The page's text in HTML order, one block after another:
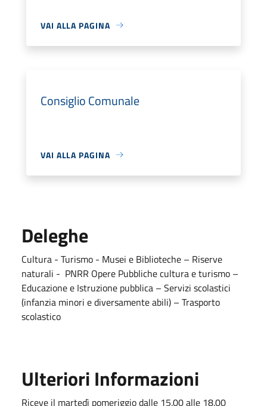
VAI ALLA PAGINA
Consiglio Comunale
VAI ALLA PAGINA
Deleghe
Cultura - Turismo - Musei e Biblioteche – Riserve
naturali - PNRR Opere Pubbliche cultura e turismo –
Educazione e Istruzione pubblica – Servizi scolastici
(infanzia minori e diversamente abili) – Trasporto
scolastico
Ulteriori Informazioni
Riceve il martedì pomeriggio dalle 15.00 alle 18.00